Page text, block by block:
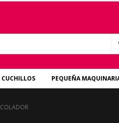
CUCHILLOS PEQUEÑA
COLADOR